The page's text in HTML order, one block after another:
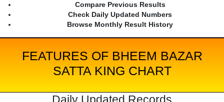
Compare Previous Results
Check Daily Updated Numbers
Browse Monthly Result History
FEATURES OF BHEEM BAZAR
SATTA KING CHART